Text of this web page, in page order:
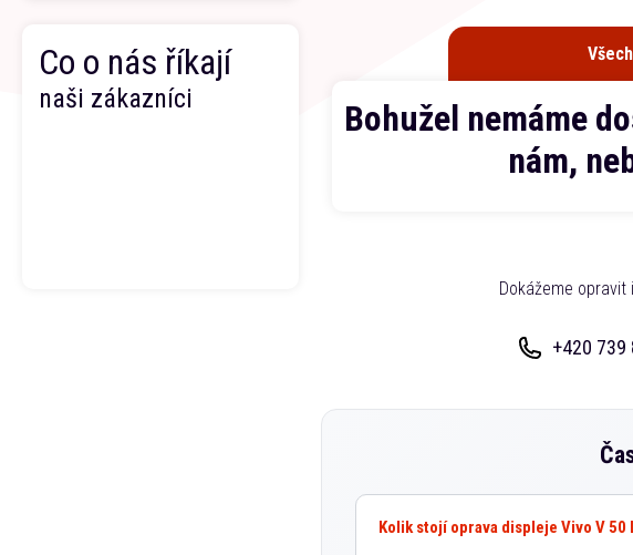
Bohužel nemáme
nám,
Dokážeme
+420 739
Kolik stojí oprava displeje Vivo V 50
Co o nás říkají
naši zákazníci